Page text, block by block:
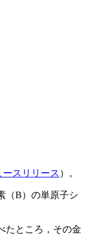
ースリリース ）。
（B）の単原子シ
たところ，その金